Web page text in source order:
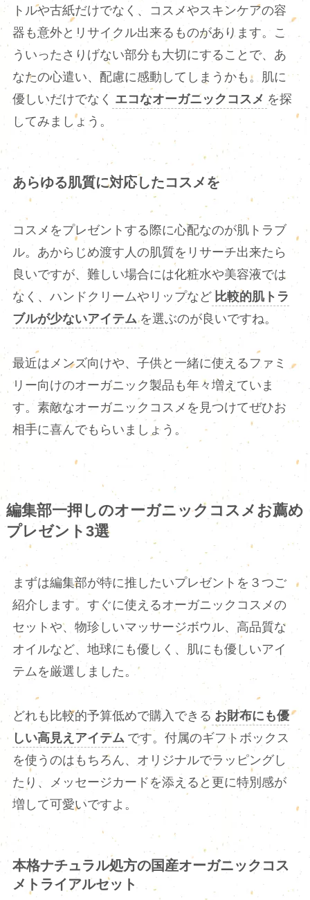
トルや古紙だけでなく、コスメやスキンケアの容
器も意外とリサイクル出来るものがあります。こ
ういったさりげない部分も大切にすることで、あ
なたの心遣い、配慮に感動してしまうかも。肌に
優しいだけでなく エコなオーガニックコスメ を探
してみましょう。
あらゆる肌質に対応したコスメを
コスメをプレゼントする際に心配なのが肌トラブ
ル。あからじめ渡す人の肌質をリサーチ出来たら
良いですが、難しい場合には化粧水や美容液では
なく、ハンドクリームやリップなど 比較的肌トラ
ブルが少ないアイテム を選ぶのが良いですね。
最近はメンズ向けや、子供と一緒に使えるファミ
リー向けのオーガニック製品も年々増えていま
す。素敵なオーガニックコスメを見つけてぜひお
相手に喜んでもらいましょう。
編集部一押しのオーガニックコスメお薦め
プレゼント3選
まずは編集部が特に推したいプレゼントを３つご
紹介します。すぐに使えるオーガニックコスメの
セットや、物珍しいマッサージボウル、高品質な
オイルなど、地球にも優しく、肌にも優しいアイ
テムを厳選しました。
どれも比較的予算低めで購入できる お財布にも優
しい高見えアイテム です。付属のギフトボックス
を使うのはもちろん、オリジナルでラッピングし
たり、メッセージカードを添えると更に特別感が
増して可愛いですよ。
本格ナチュラル処方の国産オーガニックコス
メトライアルセット